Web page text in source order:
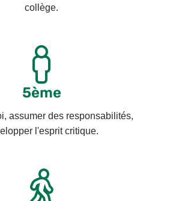
collège.
5ème
assumer des responsabilités,
l'esprit critique.